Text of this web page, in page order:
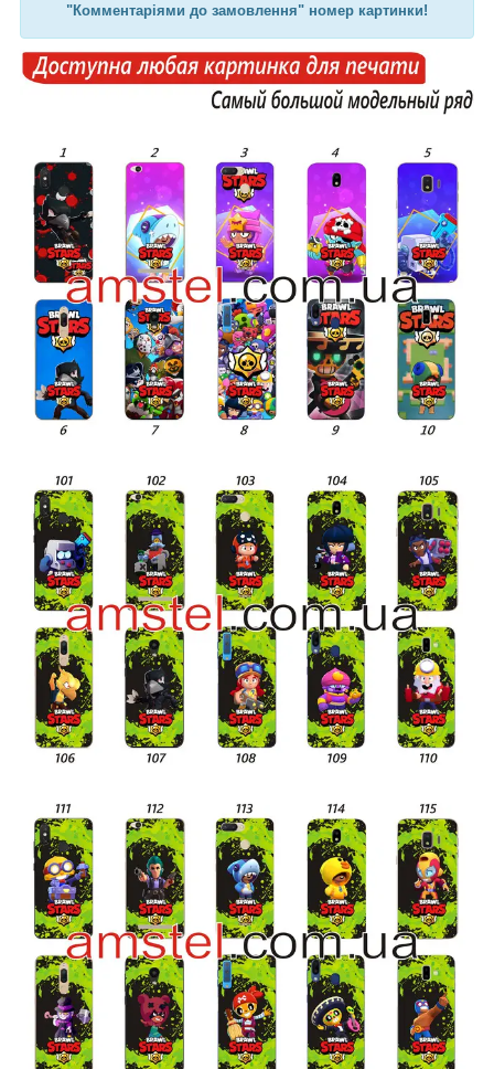
"Комментаріями до замовлення" номер картинки!